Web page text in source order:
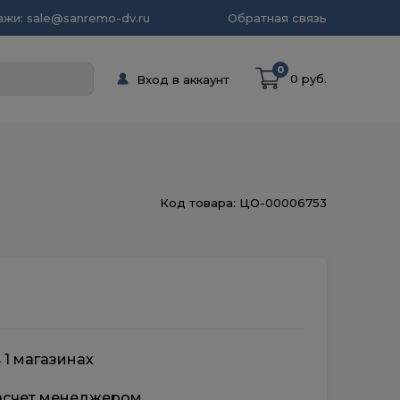
sale@sanremo-dv.ru Обратная связь
Вход в аккаунт
0
0 руб.
Код товара: ЦО-00006753
магазинах